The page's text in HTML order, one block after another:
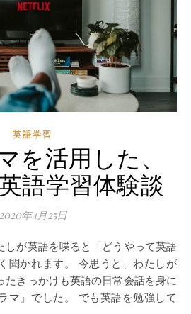
英語学習
を活用した、
語学習体験談
2020年4月25日
聞かれます。 今思うと、わたしが
たきっかけも英語の日常会話を身に
マ」でした。 でも英語を勉強して